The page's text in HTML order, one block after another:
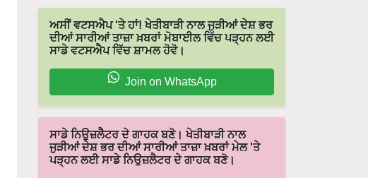
ਅਸੀਂ ਵਟਸਐਪ 'ਤੇ ਹਾਂ! ਖੇਤੀਬਾੜੀ ਨਾਲ ਜੁੜੀਆਂ ਦੇਸ਼ ਭਰ
ਦੀਆਂ ਸਾਰੀਆਂ ਤਾਜ਼ਾ ਖ਼ਬਰਾਂ ਮੋਬਾਈਲ ਵਿੱਚ ਪੜ੍ਹਨ ਲਈ
ਸਾਡੇ ਵਟਸਐਪ ਵਿੱਚ ਸ਼ਾਮਲ ਹੋਵੋ।
Join on WhatsApp
ਸਾਡੇ ਨਿਉਜ਼ਲੈਟਰ ਦੇ ਗਾਹਕ ਬਣੋ। ਖੇਤੀਬਾੜੀ ਨਾਲ
ਜੁੜੀਆਂ ਦੇਸ਼ ਭਰ ਦੀਆਂ ਸਾਰੀਆਂ ਤਾਜ਼ਾ ਖ਼ਬਰਾਂ ਮੇਲ 'ਤੇ
ਪੜ੍ਹਨ ਲਈ ਸਾਡੇ ਨਿਉਜ਼ਲੈਟਰ ਦੇ ਗਾਹਕ ਬਣੋ।